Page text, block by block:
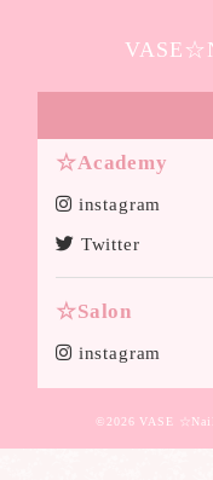
☆Academy
instagram
Twitter
☆Salon
instagram
©2026VASE ☆Nail